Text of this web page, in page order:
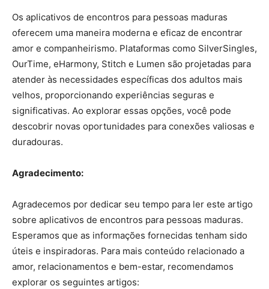
Os aplicativos de encontros para pessoas maduras
oferecem uma maneira moderna e eficaz de encontrar
amor e companheirismo. Plataformas como SilverSingles,
OurTime, eHarmony, Stitch e Lumen são projetadas para
atender às necessidades específicas dos adultos mais
velhos, proporcionando experiências seguras e
significativas. Ao explorar essas opções, você pode
descobrir novas oportunidades para conexões valiosas e
duradouras.
Agradecimento:
Agradecemos por dedicar seu tempo para ler este artigo
sobre aplicativos de encontros para pessoas maduras.
Esperamos que as informações fornecidas tenham sido
úteis e inspiradoras. Para mais conteúdo relacionado a
amor, relacionamentos e bem-estar, recomendamos
explorar os seguintes artigos: